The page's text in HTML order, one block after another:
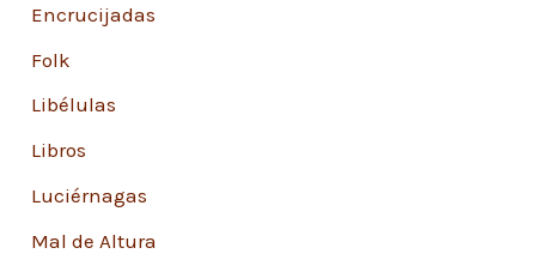
Encrucijadas
Folk
Libélulas
Libros
Luciérnagas
Mal de Altura